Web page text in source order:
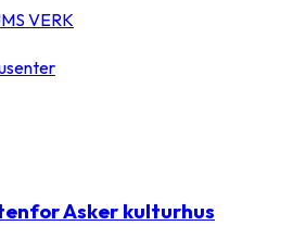
VERK
Asker kulturhus